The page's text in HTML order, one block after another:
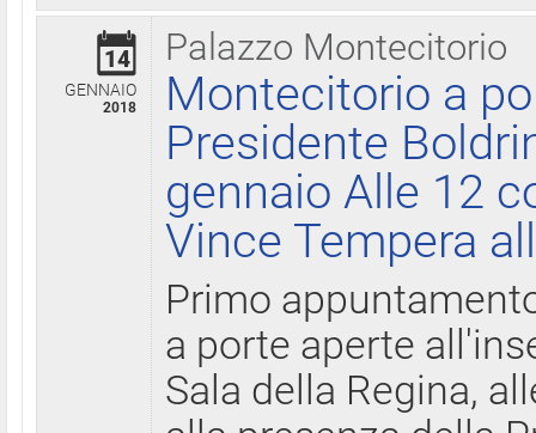
Palazzo Montecitorio
14
GENNAIO
2018
Montecitorio a
Presidente
gennaio Alle 12
Vince Tempera
Primo
a porte aperte
Sala della Regina,